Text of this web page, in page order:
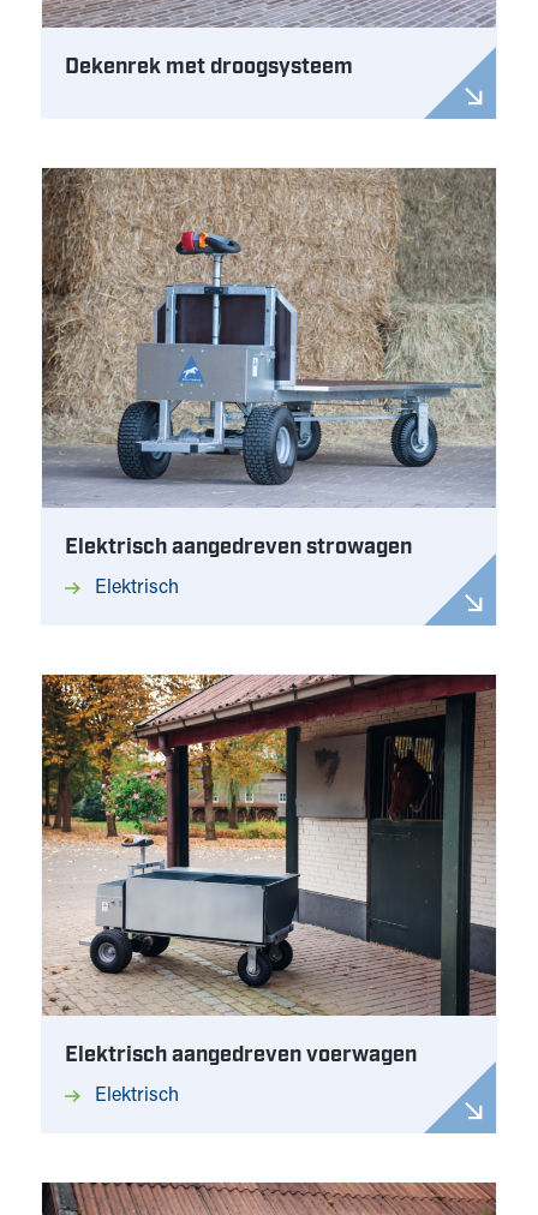
Dekenrek met droogsysteem
Elektrisch aangedreven strowagen
Elektrisch
Elektrisch aangedreven voerwagen
Elektrisch